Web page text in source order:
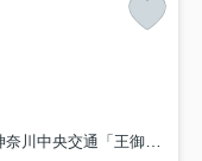
御住グランド前」 停歩5分